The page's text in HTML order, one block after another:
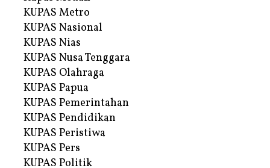
KUPAS Metro
KUPAS Nasional
KUPAS Nias
KUPAS Nusa Tenggara
KUPAS Olahraga
KUPAS Papua
KUPAS Pemerintahan
KUPAS Pendidikan
KUPAS Peristiwa
KUPAS Pers
KUPAS Politik